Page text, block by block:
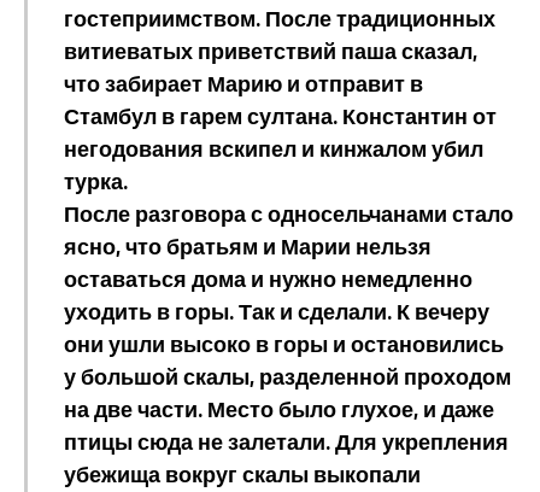
гостеприимством. После традиционных
витиеватых приветствий паша сказал,
что забирает Марию и отправит в
Стамбул в гарем султана. Константин от
негодования вскипел и кинжалом убил
турка.
После разговора с односельчанами стало
ясно, что братьям и Марии нельзя
оставаться дома и нужно немедленно
уходить в горы. Так и сделали. К вечеру
они ушли высоко в горы и остановились
у большой скалы, разделенной проходом
на две части. Место было глухое, и даже
птицы сюда не залетали. Для укрепления
убежища вокруг скалы выкопали